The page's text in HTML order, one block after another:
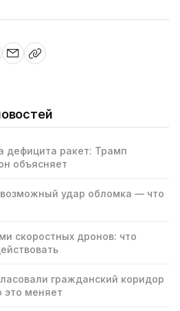
дефицита ракет: Трамп
объясняет
удар обломка — что
скоростных дронов: что
гражданский коридор
это меняет